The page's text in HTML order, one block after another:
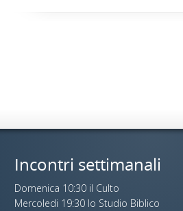
Incontri settimanali
Domenica 10:30 il Culto
Mercoledi 19:30 lo Studio Biblico